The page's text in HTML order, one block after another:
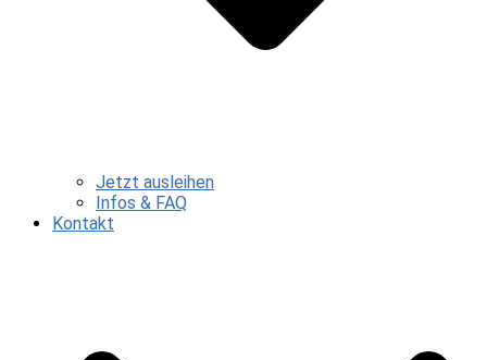
Jetzt ausleihen
Infos & FAQ
Kontakt